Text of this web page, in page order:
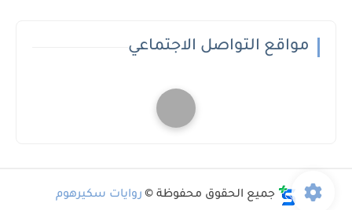
مواقع التواصل الاجتماعي
جميع الحقوق محفوظة © روايات سكيرهوم